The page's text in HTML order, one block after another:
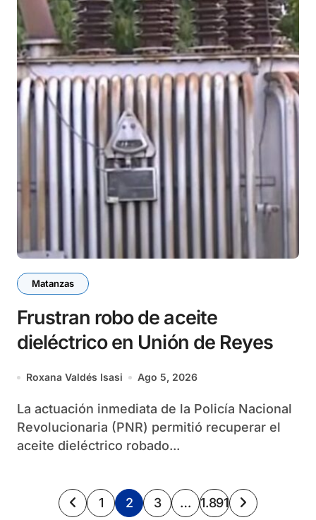
Matanzas
Frustran robo de aceite
dieléctrico en Unión de Reyes
Roxana Valdés Isasi Ago 5, 2026
La actuación inmediata de la Policía Nacional
Revolucionaria (PNR) permitió recuperar el
aceite dieléctrico robado...
Paginación
1 2 3 … 1.891